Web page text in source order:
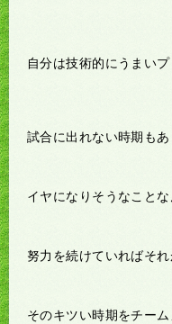
自分は技術的にうまい
試合に出れない時期もあ
イヤになりそうなこと
努力を続けていればそ
そのキツい時期をチー